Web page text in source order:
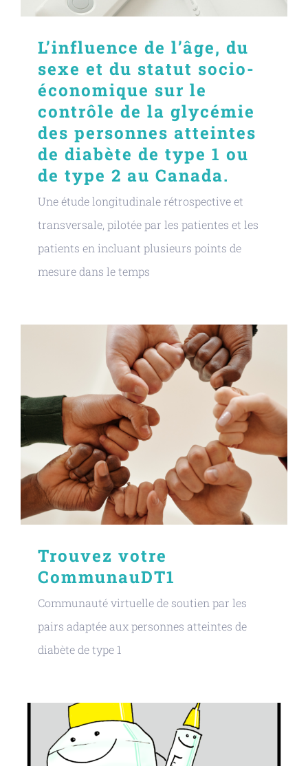
L’influence de l’âge, du
sexe et du statut socio-
économique sur le
contrôle de la glycémie
des personnes atteintes
de diabète de type 1 ou
de type 2 au Canada.
Une étude longitudinale rétrospective et
transversale, pilotée par les patientes et les
patients en incluant plusieurs points de
mesure dans le temps
Trouvez votre
CommunauDT1
Communauté virtuelle de soutien par les
pairs adaptée aux personnes atteintes de
diabète de type 1